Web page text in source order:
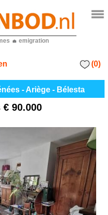
emigration
(0)
- Ariège - Bélesta
€ 90.000